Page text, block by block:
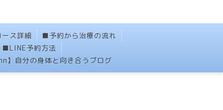
ス詳細
■予約から治療の流れ
■LINE予約方法
】自分の身体と向き合うブログ